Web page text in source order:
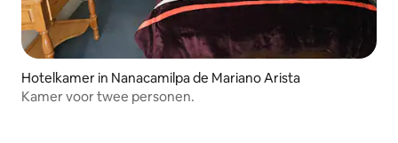
Hotelkamer in Nanacamilpa de Mariano Arista
Kamer voor twee personen.